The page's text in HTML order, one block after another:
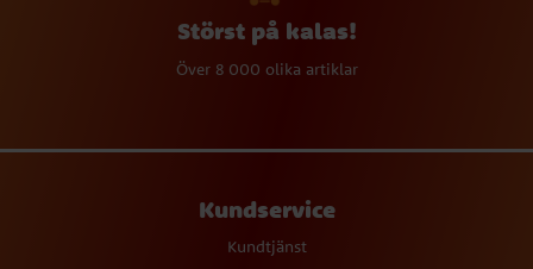
Störst på kalas!
Över 8 000 olika artiklar
Kundservice
Kundtjänst